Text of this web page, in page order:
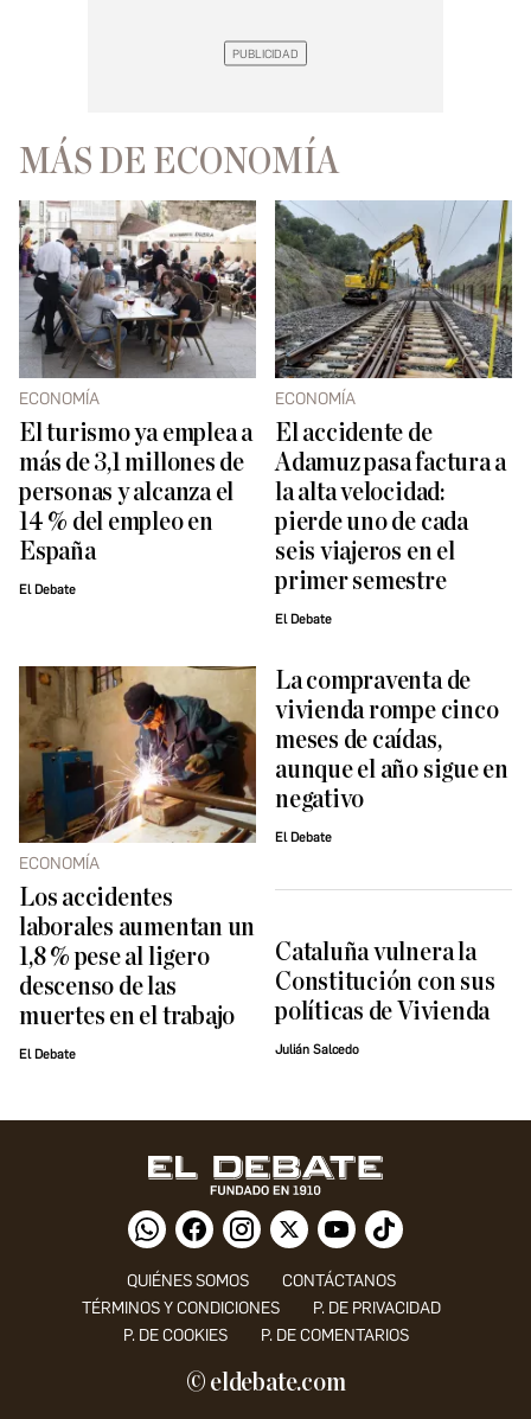
MÁS DE ECONOMÍA
ECONOMÍA
El turismo ya emplea a
más de 3,1 millones de
personas y alcanza el
14 % del empleo en
España
El Debate
ECONOMÍA
El accidente de
Adamuz pasa factura a
la alta velocidad:
pierde uno de cada
seis viajeros en el
primer semestre
El Debate
ECONOMÍA
Los accidentes
laborales aumentan un
1,8 % pese al ligero
descenso de las
muertes en el trabajo
El Debate
La compraventa de
vivienda rompe cinco
meses de caídas,
aunque el año sigue en
negativo
El Debate
Cataluña vulnera la
Constitución con sus
políticas de Vivienda
Julián Salcedo
QUIÉNES SOMOS
CONTÁCTANOS
TÉRMINOS Y CONDICIONES
P. DE PRIVACIDAD
P. DE COOKIES
P. DE COMENTARIOS
© eldebate.com